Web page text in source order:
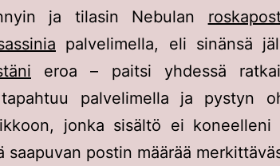
ja tilasin Nebulan
palvelimella, eli sinänsä
eroa – paitsi yhdessä
palvelimella ja pystyn
jonka sisältö ei koneelleni
saapuvan postin määrää